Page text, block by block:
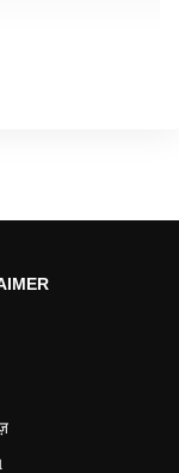
को यादगार